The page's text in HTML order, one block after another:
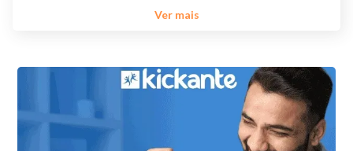
Ver mais